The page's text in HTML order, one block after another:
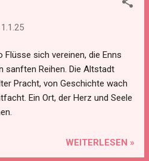
1.1.25
Flüsse sich vereinen, die Enns
sanften Reihen. Die Altstadt
Pracht, von Geschichte wach
Ein Ort, der Herz und Seele
WEITERLESEN »